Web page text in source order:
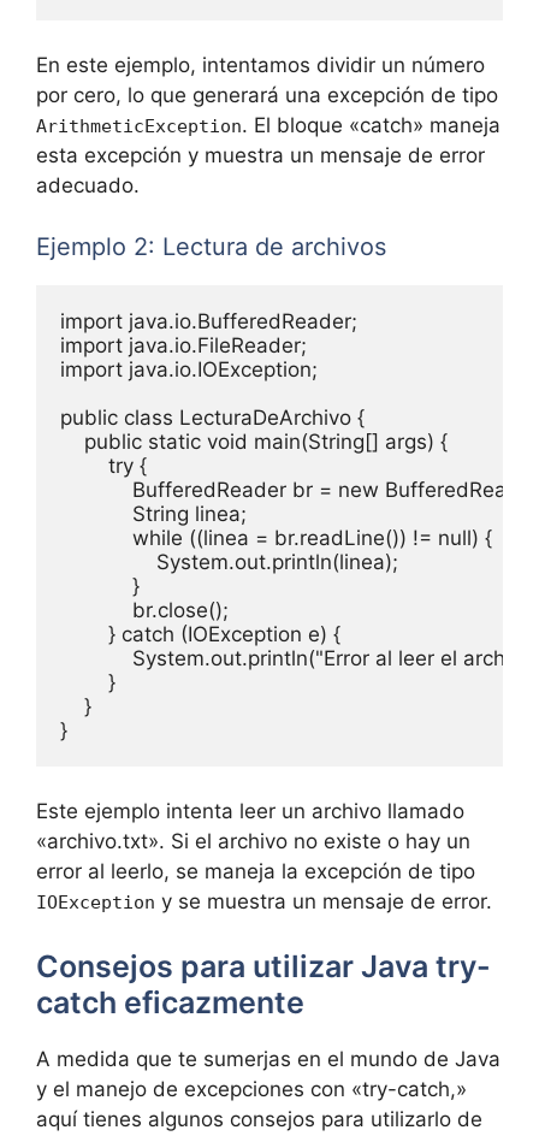
En este ejemplo, intentamos dividir un número
por cero, lo que generará una excepción de tipo
ArithmeticException. El bloque «catch» maneja
esta excepción y muestra un mensaje de error
adecuado.
Ejemplo 2: Lectura de archivos
import java.io.BufferedReader;
import java.io.FileReader;
import java.io.IOException;
public class LecturaDeArchivo {
    public static void main(String[] args) {
        try {
BufferedReader br = new
            String linea;
            while ((linea = br.readLine()) != null) {
                System.out.println(linea);
            }
            br.close();
        } catch (IOException e) {
System.out.println("Error al leer el
        }
    }
Este ejemplo intenta leer un archivo llamado
«archivo.txt». Si el archivo no existe o hay un
error al leerlo, se maneja la excepción de tipo
IOException y se muestra un mensaje de error.
Consejos para utilizar Java try-
catch eficazmente
A medida que te sumerjas en el mundo de Java
y el manejo de excepciones con «try-catch,»
aquí tienes algunos consejos para utilizarlo de